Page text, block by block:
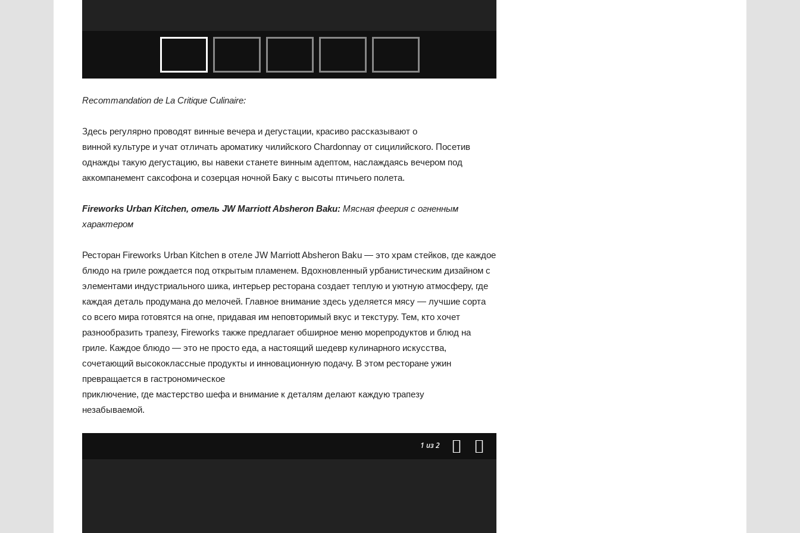
Recommandation de La Critique Culinaire:
Здесь регулярно проводят винные вечера и дегустации, красиво рассказывают о
винной культуре и учат отличать ароматику чилийского Chardonnay от сицилийского. Посетив
однажды такую дегустацию, вы навеки станете винным адептом, наслаждаясь вечером под
аккомпанемент саксофона и созерцая ночной Баку с высоты птичьего полета.
Fireworks Urban Kitchen, отель JW Marriott Absheron Baku: Мясная феерия с огненным
характером
Ресторан Fireworks Urban Kitchen в отеле JW Marriott Absheron Baku — это храм стейков, где каждое
блюдо на гриле рождается под открытым пламенем. Вдохновленный урбанистическим дизайном с
элементами индустриального шика, интерьер ресторана создает теплую и уютную атмосферу, где
каждая деталь продумана до мелочей. Главное внимание здесь уделяется мясу — лучшие сорта
со всего мира готовятся на огне, придавая им неповторимый вкус и текстуру. Тем, кто хочет
разнообразить трапезу, Fireworks также предлагает обширное меню морепродуктов и блюд на
гриле. Каждое блюдо — это не просто еда, а настоящий шедевр кулинарного искусства,
сочетающий высококлассные продукты и инновационную подачу. В этом ресторане ужин
превращается в гастрономическое
приключение, где мастерство шефа и внимание к деталям делают каждую трапезу
незабываемой.
1 из 2